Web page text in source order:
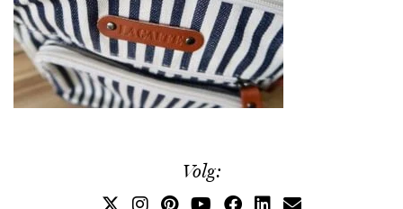
Volg: